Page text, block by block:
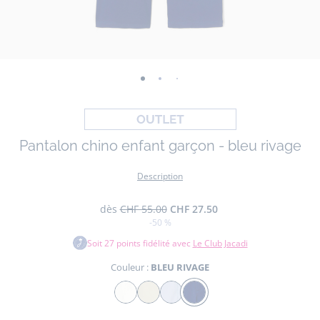
-
01 02 03
Pantalon chino enfant garçon - bleu rivage
Description
dès CHF 55.00 CHF 27.50
-50 %
Soit27points fidélité avec Le Club Jacadi
Couleur : BLEU RIVAGE
Couleur
BLEUBLEU